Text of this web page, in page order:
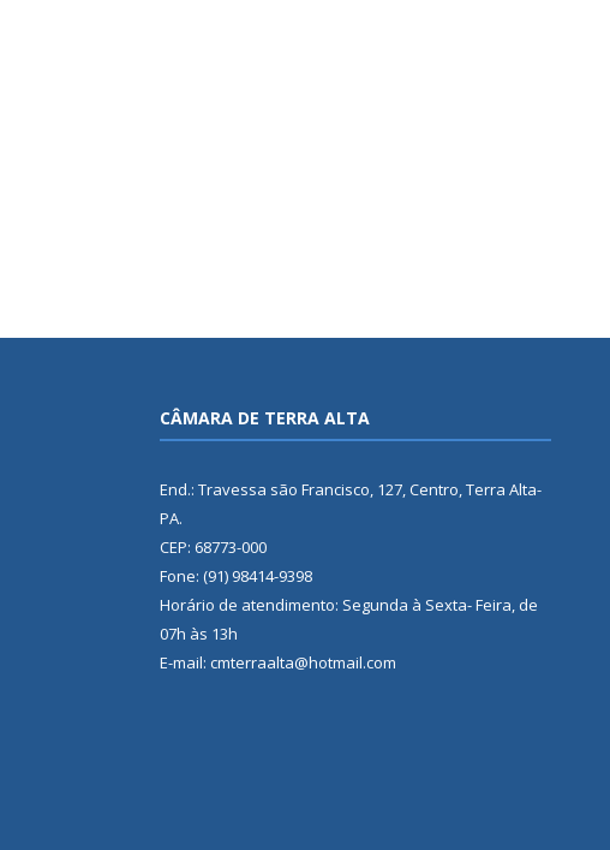
CÂMARA DE TERRA ALTA
End.: Travessa são Francisco, 127, Centro, Terra Alta-
PA.
CEP: 68773-000
Fone: (91) 98414-9398
Horário de atendimento: Segunda à Sexta- Feira, de
07h às 13h
E-mail: cmterraalta@hotmail.com